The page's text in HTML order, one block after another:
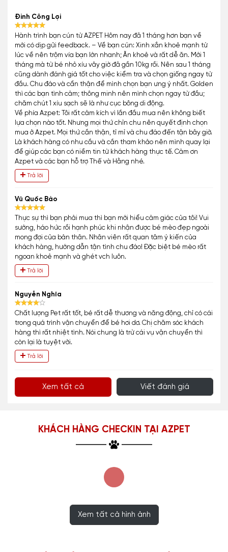
Đinh Công Lợi
Hành trình bạn cún từ AZPET Hôm nay đã 1 tháng hơn bạn về
mới có dịp gửi feedback. – Về bạn cún: Xinh xắn khoẻ mạnh từ
lúc về nên trộm vía bạn lớn nhanh; Ăn khoẻ và rất dễ ăn. Mới 1
tháng mà từ bé nhỏ xíu vây giờ đã gần 10kg rồi. Nên sau 1 tháng
cũng dành đánh giá tốt cho việc kiểm tra và chọn giống ngay từ
đầu. Chu đáo và cẩn thận để mình chọn bạn ưng ý nhất. Golden
thì các bạn tình cảm; thông minh nên mình chọn ngay từ đầu;
chăm chút 1 xíu sạch sẽ là như cục bông di động.
Về phía Azpet: Tôi rất cảm kích vì lần đầu mua nên không biết
lựa chọn nào tốt. Nhưng mọi thứ chỉn chu nên quyết định chọn
mua ở Azpet. Mọi thứ cần thận, tỉ mỉ và chu đáo đến tận bây giờ.
Là khách hàng có nhu cầu và cần tham khảo nên mình quay lại
để giúp các bạn có niềm tin từ khách hàng thực tế. Cảm ơn
Azpet và các bạn hỗ trợ Thế và Hằng nhé.
Trả lời
Vũ Quốc Bảo
Thực sự thì bạn phải mua thì bạn mới hiểu cảm giác của tôi! Vui
sướng, háo hức rồi hạnh phúc khi nhận được bé mèo đẹp ngoài
mong đợi của bản thân. Nhân viên rất quan tâm ý kiến của
khách hàng, hướng dẫn tận tình chu đáo! Đặc biệt bé mèo rất
ngoan khoẻ mạnh và ghét vch luôn.
Trả lời
Nguyễn Nghĩa
Chất lượng Pet rất tốt, bé rất dễ thương và năng động, chỉ có cái
trong quá trình vận chuyển để bé hơi dơ. Chị chăm sóc khách
hàng thì rất nhiệt tình. Nói chung là trừ cái vụ vận chuyển thì
còn lại là tuyệt vời.
Trả lời
Xem tất cả Viết đánh giá
KHÁCH HÀNG CHECKIN TẠI AZPET
Xem tất cả hình ảnh